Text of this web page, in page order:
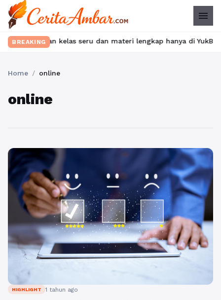
menu
BREAKING
kelas seru dan materi lengkap hanya di
Home / online
online
HIGHLIGHT 1 tahun ago